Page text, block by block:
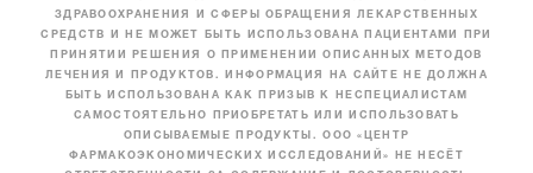
ЗДРАВООХРАНЕНИЯ И СФЕРЫ ОБРАЩЕНИЯ ЛЕКАРСТВЕННЫХ
СРЕДСТВ И НЕ МОЖЕТ БЫТЬ ИСПОЛЬЗОВАНА ПАЦИЕНТАМИ ПРИ
ПРИНЯТИИ РЕШЕНИЯ О ПРИМЕНЕНИИ ОПИСАННЫХ МЕТОДОВ
ЛЕЧЕНИЯ И ПРОДУКТОВ. ИНФОРМАЦИЯ НА САЙТЕ НЕ ДОЛЖНА
БЫТЬ ИСПОЛЬЗОВАНА КАК ПРИЗЫВ К НЕСПЕЦИАЛИСТАМ
САМОСТОЯТЕЛЬНО ПРИОБРЕТАТЬ ИЛИ ИСПОЛЬЗОВАТЬ
ОПИСЫВАЕМЫЕ ПРОДУКТЫ. ООО «ЦЕНТР
ФАРМАКОЭКОНОМИЧЕСКИХ ИССЛЕДОВАНИЙ» НЕ НЕСЁТ